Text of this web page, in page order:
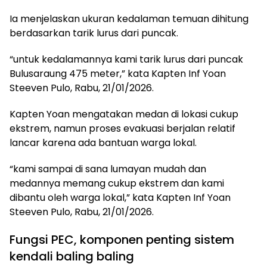
Ia menjelaskan ukuran kedalaman temuan dihitung
berdasarkan tarik lurus dari puncak.
“untuk kedalamannya kami tarik lurus dari puncak
Bulusaraung 475 meter,” kata Kapten Inf Yoan
Steeven Pulo, Rabu, 21/01/2026.
Kapten Yoan mengatakan medan di lokasi cukup
ekstrem, namun proses evakuasi berjalan relatif
lancar karena ada bantuan warga lokal.
“kami sampai di sana lumayan mudah dan
medannya memang cukup ekstrem dan kami
dibantu oleh warga lokal,” kata Kapten Inf Yoan
Steeven Pulo, Rabu, 21/01/2026.
Fungsi PEC, komponen penting sistem
kendali baling baling